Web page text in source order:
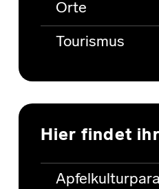
Orte
Tourismus
Hier findet